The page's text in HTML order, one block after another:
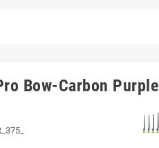
Bow-Carbon Purple